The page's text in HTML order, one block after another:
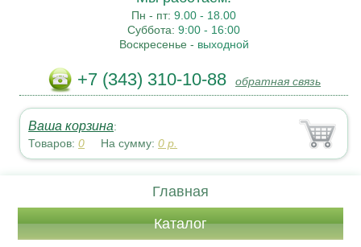
Пн - пт:9.00 - 18.00
Суббота:9:00 - 16:00
Воскресенье - выходной
+7 (343) 310-10-88 обратная связь
Ваша корзина:
Товаров:0 На сумму:0 р.
Главная
Каталог